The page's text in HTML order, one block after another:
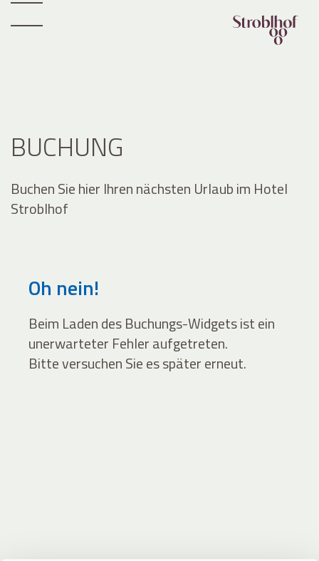
BUCHUNG
Buchen Sie hier Ihren nächsten Urlaub im Hotel
Stroblhof
Oh nein!
Beim Laden des Buchungs-Widgets ist ein
unerwarteter Fehler aufgetreten.
Bitte versuchen Sie es später erneut.